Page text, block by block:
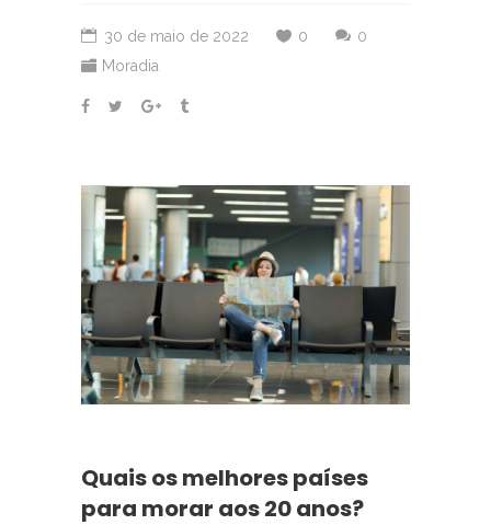
30 de maio de 2022 0
0
Moradia
Quais os melhores países
para morar aos 20 anos?